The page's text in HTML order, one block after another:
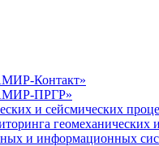
Контакт»
ПРГР»
и сейсмических
и информационных